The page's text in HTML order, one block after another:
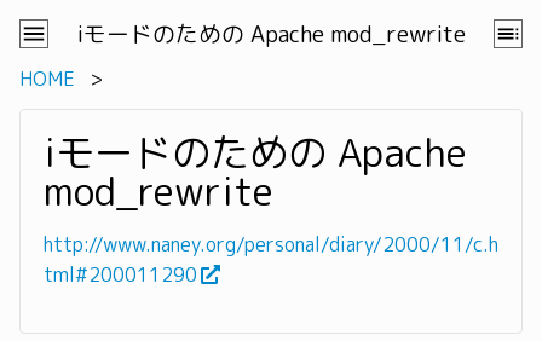
iモードのための Apache mod_rewrite
HOME
iモードのための Apache
mod_rewrite
http://www.naney.org/personal/diary/2000/11/c.h
tml#200011290